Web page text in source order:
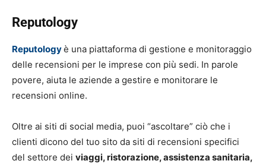
Reputology
Reputologyè una piattaforma di gestione e monitoraggio
delle recensioni per le imprese con più sedi. In parole
povere, aiuta le aziende a gestire e monitorare le
recensioni online.
Oltre ai siti di social media, puoi “ascoltare” ciò che i
clienti dicono del tuo sito da siti di recensioni specifici
del settore dei viaggi, ristorazione, assistenza sanitaria,